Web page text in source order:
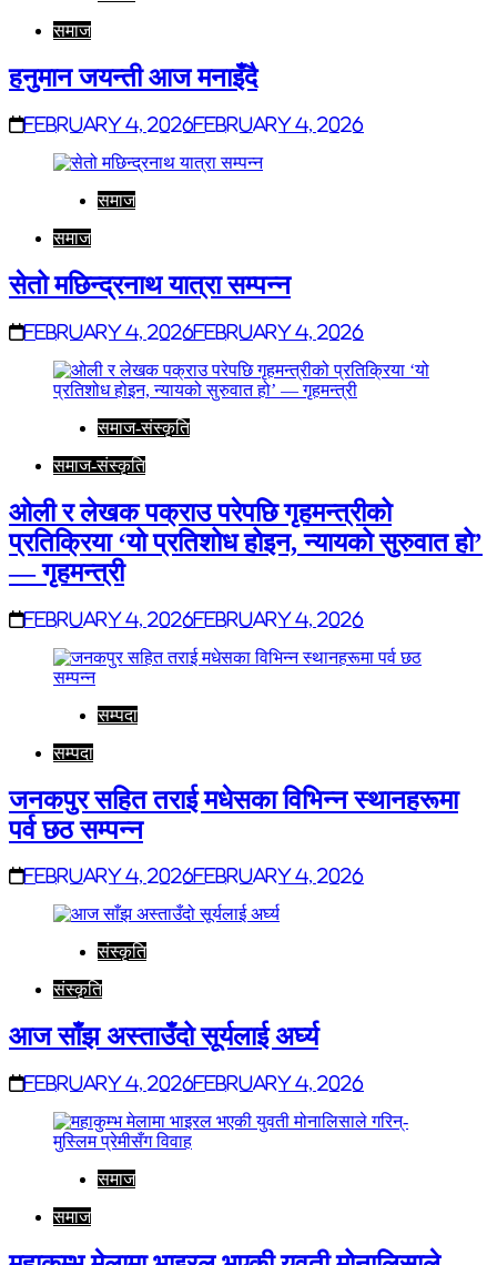
समाज
हनुमान जयन्ती आज मनाइँदै
February 4, 2026February 4, 2026
समाज
समाज
सेतो मछिन्द्रनाथ यात्रा सम्पन्न
February 4, 2026February 4, 2026
समाज-संस्कृति
समाज-संस्कृति
ओली र लेखक पक्राउ परेपछि गृहमन्त्रीको
प्रतिक्रिया ‘यो प्रतिशोध होइन, न्यायको सुरुवात हो’
— गृहमन्त्री
February 4, 2026February 4, 2026
सम्पदा
सम्पदा
जनकपुर सहित तराई मधेसका विभिन्न स्थानहरूमा
पर्व छठ सम्पन्न
February 4, 2026February 4, 2026
संस्कृति
संस्कृति
आज साँझ अस्ताउँदो सूर्यलाई अर्घ्य
February 4, 2026February 4, 2026
समाज
समाज